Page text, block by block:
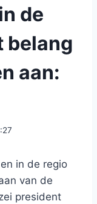
de
belang
aan:
in de regio
van de
president